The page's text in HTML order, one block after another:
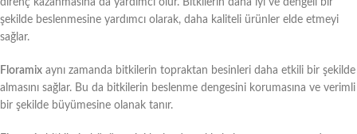
direnç kazanmasına da yardımcı olur. Bitkilerin daha iyi ve dengeli bir
şekilde beslenmesine yardımcı olarak, daha kaliteli ürünler elde etmeyi
sağlar.
Floramix aynı zamanda bitkilerin topraktan besinleri daha etkili bir şekilde
almasını sağlar. Bu da bitkilerin beslenme dengesini korumasına ve verimli
bir şekilde büyümesine olanak tanır.